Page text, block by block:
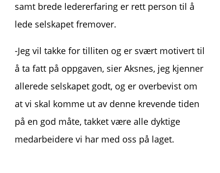
samt brede ledererfaring er rett person til å
lede selskapet fremover.
-Jeg vil takke for tilliten og er svært motivert til
å ta fatt på oppgaven, sier Aksnes, jeg kjenner
allerede selskapet godt, og er overbevist om
at vi skal komme ut av denne krevende tiden
på en god måte, takket være alle dyktige
medarbeidere vi har med oss på laget.